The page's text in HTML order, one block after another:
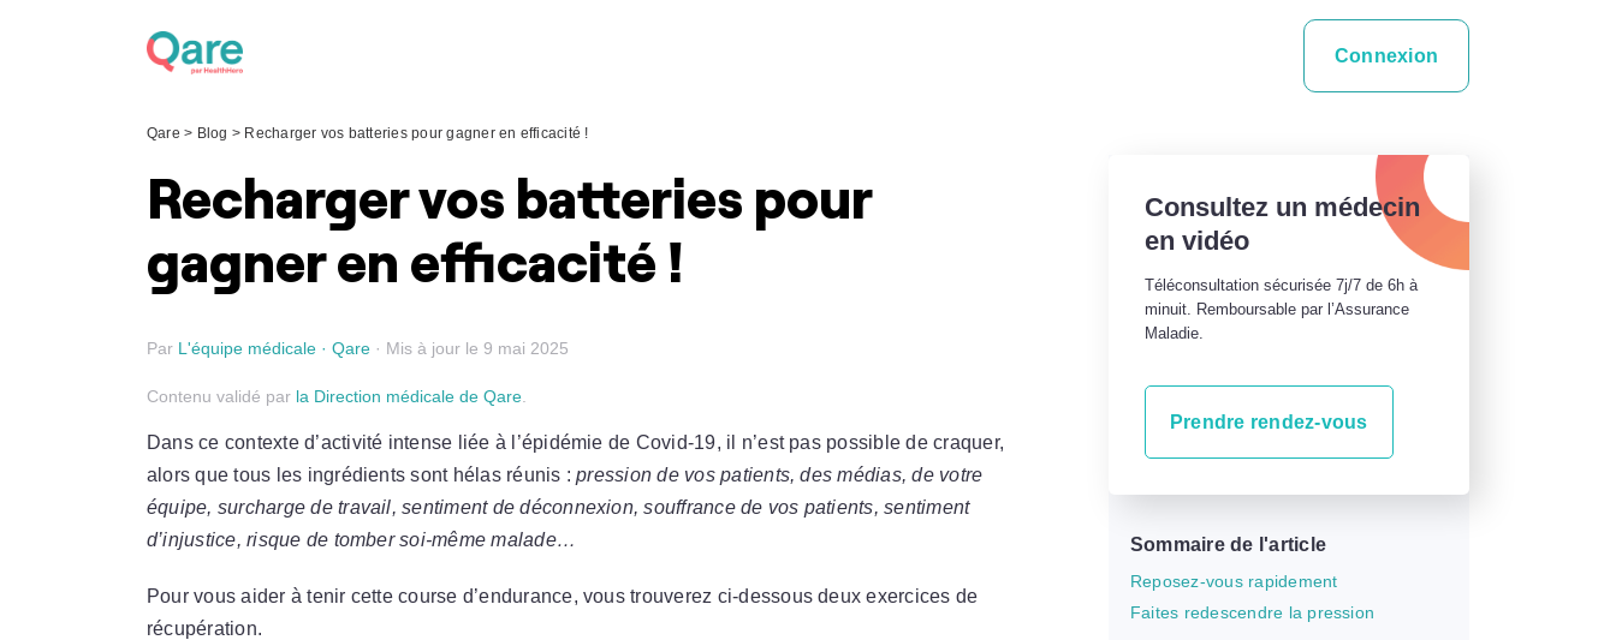
Connexion
Qare > Blog > Recharger vos batteries pour gagner en efficacité !
Recharger vos batteries pour
gagner en efficacité !
Par L'équipe médicale · Qare · Mis à jour le 9 mai 2025
Contenu validé par la Direction médicale de Qare
Dans ce contexte d’activité intense liée à l’épidémie de Covid-19, il n’est pas possible de craquer,
alors que tous les ingrédients sont hélas réunis :pression de vos patients, des médias, de votre
équipe, surcharge de travail, sentiment de déconnexion, souffrance de vos patients, sentiment
d’injustice, risque de tomber soi-même malade…
Pour vous aider à tenir cette course d’endurance, vous trouverez ci-dessous deux exercices de
récupération.
Consultez un médecin
en vidéo
Téléconsultation sécurisée 7j/7 de 6h à
minuit. Remboursable par l’Assurance
Maladie.
Prendre rendez-vous
Sommaire de l'article
Reposez-vous rapidement
Faites redescendre la pression